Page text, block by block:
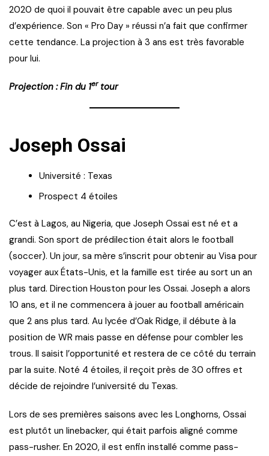
2020 de quoi il pouvait être capable avec un peu plus
d’expérience. Son « Pro Day » réussi n’a fait que confirmer
cette tendance. La projection à 3 ans est très favorable
pour lui.
Projection : Fin du 1ertour
Joseph Ossai
Université : Texas
Prospect 4 étoiles
C’est à Lagos, au Nigeria, que Joseph Ossai est né et a
grandi. Son sport de prédilection était alors le football
(soccer). Un jour, sa mère s’inscrit pour obtenir au Visa pour
voyager aux États-Unis, et la famille est tirée au sort un an
plus tard. Direction Houston pour les Ossai. Joseph a alors
10 ans, et il ne commencera à jouer au football américain
que 2 ans plus tard. Au lycée d’Oak Ridge, il débute à la
position de WR mais passe en défense pour combler les
trous. Il saisit l’opportunité et restera de ce côté du terrain
par la suite. Noté 4 étoiles, il reçoit près de 30 offres et
décide de rejoindre l’université du Texas.
Lors de ses premières saisons avec les Longhorns, Ossai
est plutôt un linebacker, qui était parfois aligné comme
pass-rusher. En 2020, il est enfin installé comme pass-